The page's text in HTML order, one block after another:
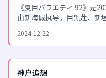
《夏目バラエティ 92》是
由新海诚执导，目黑莲、新
2024-12-22
神户追想